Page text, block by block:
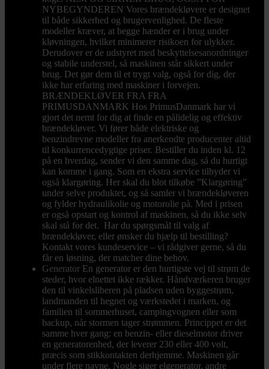
NYBEGYNDEREN Vores brændekløvere er designet
til både sikkerhed og brugervenlighed. De fleste
modeller kræver, at begge hænder er i brug under
kløvningen, hvilket minimerer risikoen for ulykker.
Derudover er de udstyret med beskyttelsesanordninger
og stabile understel, så maskinen står sikkert under
brug. Det gør dem til et trygt valg, også for dig, der
ikke har erfaring med maskiner i forvejen.
BRÆNDEKLØVER FRA FRA
PRIMUSDANMARK Hos PrimusDanmark har vi
gjort det nemt for dig at finde en pålidelig og effektiv
brændekløver. Vi fører både elektriske og
benzindrevne modeller fra anerkendte producenter altid
til konkurrencedygtige priser. Bestiller du inden kl. 12
på en hverdag, sender vi den samme dag, så du hurtigt
kan komme i gang. Som en ekstra service tilbyder vi
også klargøring. Her skal du blot tilkøbe ”Klargøring”
under selve produktet, og så samler vi brændekløveren
og fylder hydraulikolie og motorolie på. Med i prisen
er også opstart og kontrol af maskinen, så du ikke selv
skal stå for det. Har du spørgsmål til valg af
brændekløver, eller ønsker du hjælp til bestilling?
Kontakt vores kundeservice – vi rådgiver gerne, så du
får en løsning, der matcher dine behov.
Generator En generator er den hurtigste vej til strøm de
steder, hvor elnettet ikke rækker. Håndværkeren bruger
den til vinkelsliberen på pladsen uden byggestrøm,
landmanden til hegnet og værkstedet i marken, og
familien til sommerhuset, campingvognen eller som
backup, når stormen tager strømmen. Princippet er det
samme hver gang: en benzin- eller dieselmotor driver
en generatorenhed, der leverer 230 eller 400 volt,
præcis som stikkontakten derhjemme. Maskinen går
under flere navne. Nogle siger elgenerator, andre